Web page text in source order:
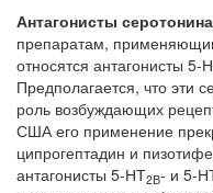
Антагонисты
препаратам,
относятся антагонисты 5-
Предполагается, что эти
роль возбуждающих
США его применение
ципрогептадин и
антагонисты 5-НТ2В- и 5-